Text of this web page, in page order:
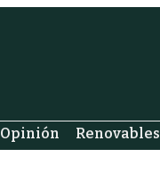
Opinión Renovables